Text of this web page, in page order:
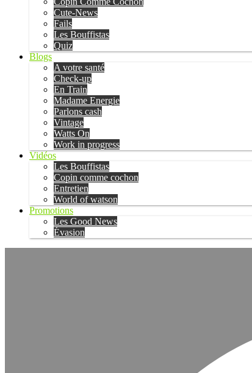
Cute-News
Fails
Les Bouffistas
Quiz
Blogs
A votre santé
Check-up
En Train
Madame Energie
Parlons cash
Vintage
Watts On
Work in progress
Vidéos
Les Bouffistas
Copin comme cochon
Entretien
World of watson
Promotions
Les Good News
Évasion